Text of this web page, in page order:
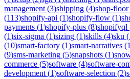
management (3)shipping (4)shop-floor
(113)shopify-api (1)shopify-flow (1)
payments (1)shopify-plus (8)shopifyql
(1)six-sigma (1)sizing (1)skills (4)sku (
(10)smart-factory (1)smart-narratives (1
(9)sms-marketing (5)snapshots (1)
commerce (5)software (4)software-
development (1)software-selection (2)